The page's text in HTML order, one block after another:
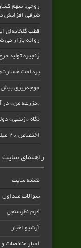
شرقی افزایش
روانه بازار می
زنجیره تولید
پرداخت
جوجه‌ریزی بیش از ۱.۳ میلیون قطعه‌ای
«مزرعه من» در
نگاه «زینتی»
اختصاص ۲۰ میلیارد تومان برای تکمیل ایستگاه پمپاژ بدره
راهنمای سایت
نقشه سایت
سوالات متداول
فرم نظرسنجی
آرشیو اخبار
اخبار مناقصات